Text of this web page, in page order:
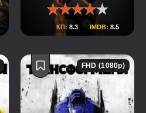
КП: 8.3 IMDB: 8.5
FHD (1080p)